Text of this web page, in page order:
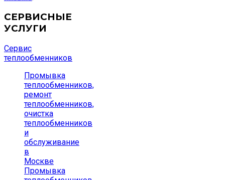
СЕРВИСНЫЕ
УСЛУГИ
Сервис
теплообменников
Промывка
теплообменников,
ремонт
теплообменников,
очистка
теплообменников
и
обслуживание
в
Москве
Промывка